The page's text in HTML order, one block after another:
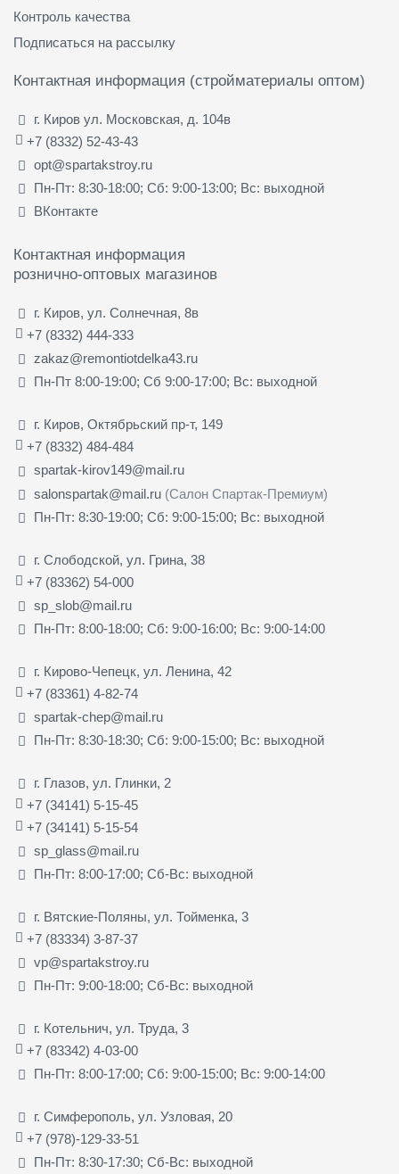
Контроль качества
Подписаться на рассылку
Контактная информация (стройматериалы оптом)
г. Киров ул. Московская, д. 104в
+7 (8332) 52-43-43
opt@spartakstroy.ru
Пн-Пт: 8:30-18:00; Сб: 9:00-13:00; Вс: выходной
ВКонтакте
Контактная информация
рознично-оптовых магазинов
г. Киров, ул. Солнечная, 8в
+7 (8332) 444-333
zakaz@remontiotdelka43.ru
Пн-Пт 8:00-19:00; Сб 9:00-17:00; Вс: выходной
г. Киров, Октябрьский пр-т, 149
+7 (8332) 484-484
spartak-kirov149@mail.ru
salonspartak@mail.ru (Салон Спартак-Премиум)
Пн-Пт: 8:30-19:00; Сб: 9:00-15:00; Вс: выходной
г. Слободской, ул. Грина, 38
+7 (83362) 54-000
sp_slob@mail.ru
Пн-Пт: 8:00-18:00; Сб: 9:00-16:00; Вс: 9:00-14:00
г. Кирово-Чепецк, ул. Ленина, 42
+7 (83361) 4-82-74
spartak-chep@mail.ru
Пн-Пт: 8:30-18:30; Сб: 9:00-15:00; Вс: выходной
г. Глазов, ул. Глинки, 2
+7 (34141) 5-15-45
+7 (34141) 5-15-54
sp_glass@mail.ru
Пн-Пт: 8:00-17:00; Сб-Вс: выходной
г. Вятские-Поляны, ул. Тойменка, 3
+7 (83334) 3-87-37
vp@spartakstroy.ru
Пн-Пт: 9:00-18:00; Сб-Вс: выходной
г. Котельнич, ул. Труда, 3
+7 (83342) 4-03-00
Пн-Пт: 8:00-17:00; Сб: 9:00-15:00; Вс: 9:00-14:00
г. Симферополь, ул. Узловая, 20
+7 (978)-129-33-51
Пн-Пт: 8:30-17:30; Сб-Вс: выходной